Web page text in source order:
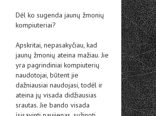
Dėl ko sugenda jaunų žmonių
kompiuteriai?
Apskritai, nepasakyčiau, kad
jaunų žmonių ateina mažiau. Jie
yra pagrindiniai kompiuterių
naudotojai, būtent jie
dažniausiai naudojasi, todėl ir
ateina jų visada didžiausias
srautas. Jie bando visada